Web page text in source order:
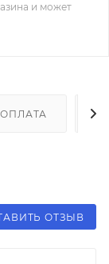
и может
ОПЛАТА
ОТЗЫВ